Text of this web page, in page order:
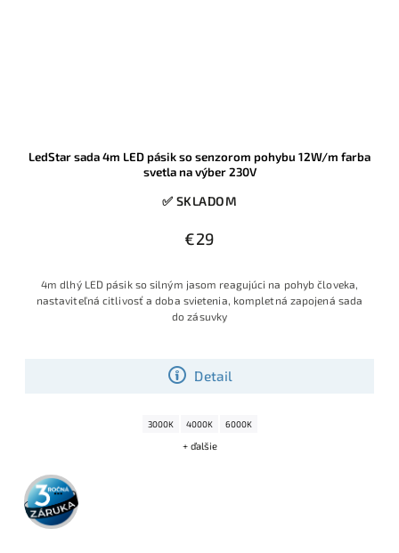
LedStar sada 4m LED pásik so senzorom pohybu 12W/m farba
svetla na výber 230V
✅ SKLADOM
€29
Detail
4m dlhý LED pásik so silným jasom reagujúci na pohyb človeka,
nastaviteľná citlivosť a doba svietenia, kompletná zapojená sada
do zásuvky
3000K 4000K 6000K
+ ďalšie
3 roky
záruka